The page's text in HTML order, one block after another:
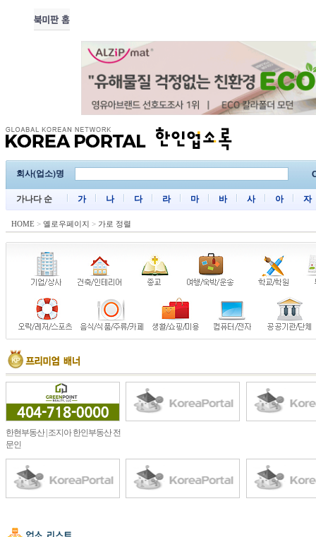
회사(업소)명
가나다 순 가 나 다 라 마 바 사 아 자
HOME > 옐로우페이지 > 가로 정렬
한현부동산 | 조지아 한인부동산 전
문인